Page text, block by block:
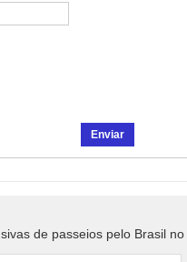
de passeios pelo Brasil no